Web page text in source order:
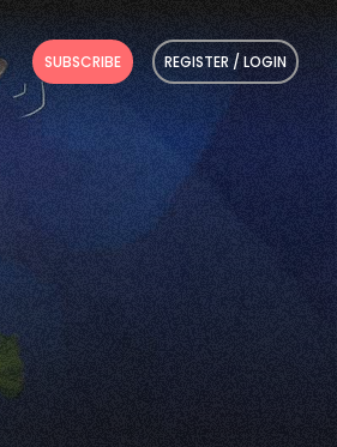
SUBSCRIBE REGISTER / LOGIN